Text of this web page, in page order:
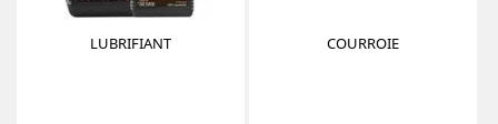
LUBRIFIANT COURROIE